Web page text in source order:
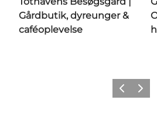
Gårdbutik, dyreunger &
caféoplevelse
ForrigeNæste